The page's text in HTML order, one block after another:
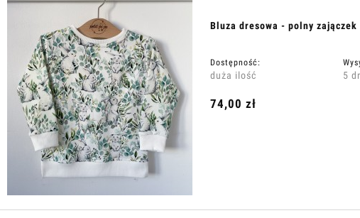
Bluza dresowa - polny zajączek
Dostępność:
duża ilość 5
74,00 zł